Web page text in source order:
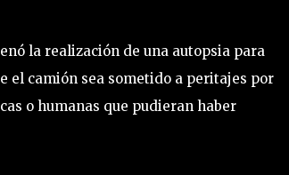
la realización de una autopsia para
el camión sea sometido a peritajes por
o humanas que pudieran haber